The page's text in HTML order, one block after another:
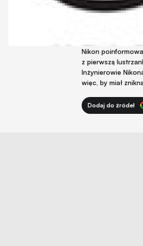
Nikon
z pierwszą
Inżynierowie
więc, by miał
Dodaj do źródeł